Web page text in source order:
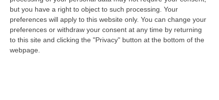
but you have a right to object to such processing. Your
preferences will apply to this website only. You can change your
preferences or withdraw your consent at any time by returning
to this site and clicking the "Privacy" button at the bottom of the
webpage.